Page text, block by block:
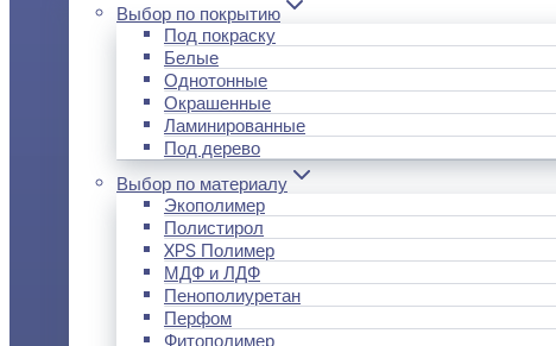
Выбор по покрытию
Под покраску
Белые
Однотонные
Окрашенные
Ламинированные
Под дерево
Выбор по материалу
Экополимер
Полистирол
XPS Полимер
МДФ и ЛДФ
Пенополиуретан
Перфом
Фитополимер